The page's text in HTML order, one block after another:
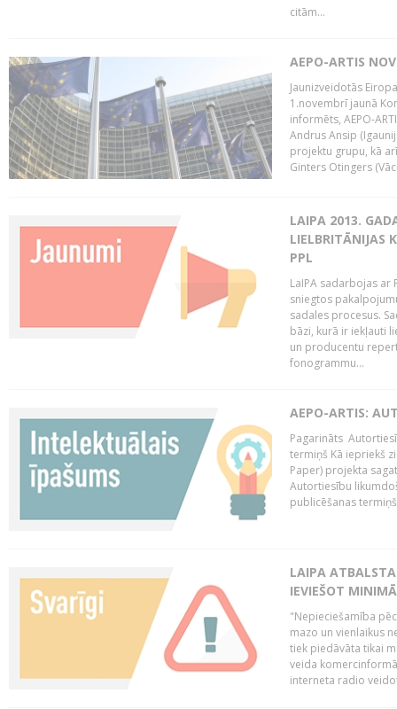
citām...
AEPO-ARTIS
Jaunizveidotās
1.novembrī jaunā
informēts, AEPO-
Andrus Ansip
projektu grupu, kā
Ginters Otingers
LAIPA 2013.
LIELBRITĀNIJAS
PPL
LaIPA sadarbojas
sniegtos
sadales procesus.
bāzi, kurā ir iekļauti
un producentu
fonogrammu...
AEPO-ARTIS:
Pagarināts
termiņš Kā iepriekš
Paper) projekta
Autortiesību
publicēšanas
LAIPA
IEVIEŠOT
"Nepieciešamība
mazo un vienlaikus
tiek piedāvāta tikai
veida
interneta radio